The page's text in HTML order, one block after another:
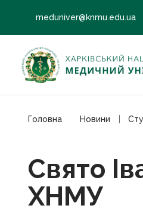
meduniver@knmu.edu.ua
Головна Новини
Свято
ХНМУ